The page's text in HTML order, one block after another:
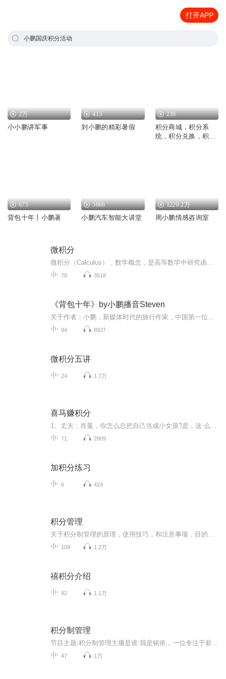
打开APP
小鹏国庆积分活动
2万
小小鹏讲军事
413
刘小鹏的精彩暑假
239
积分商城，积分系
统，积分兑换，积分
675
背包十年丨小鹏著
5866
小鹏汽车智能大讲堂
1220.2万
周小鹏情感咨询室
微积分
78 3518
《背包十年》by小鹏播音Steven
94 8927
微积分五讲
24 1.7万
喜马赚积分
71 2909
加积分练习
6 424
积分管理
109 1.2万
禧积分介绍
92 1.1万
积分制管理
47 1万